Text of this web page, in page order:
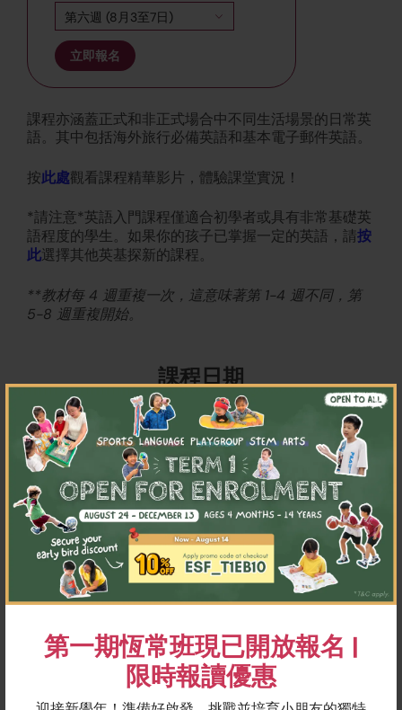
第一期恆常班現已開放報名 |
限時報讀優惠
×
第六週 (8月3至7日)
立即報名
課程亦涵蓋正式和非正式場合中不同生活場景的日常英
語。其中包括海外旅行必備英語和基本電子郵件英語。
按此處觀看課程精華影片，體驗課堂實況！
*請注意*英語入門課程僅適合初學者或具有非常基礎英
語程度的學生。如果你的孩子已掌握一定的英語，請按
此選擇其他英基探新的課程。
**教材每 4 週重複一次，這意味著第 1-4 週不同，第
5-8 週重複開始。
課程日期
第六週 8月3至7日
立即報名
相關課程